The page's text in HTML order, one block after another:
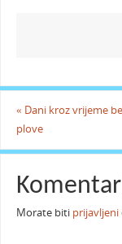
« Dani kroz vrijeme
plove
Morate biti prijavljeni